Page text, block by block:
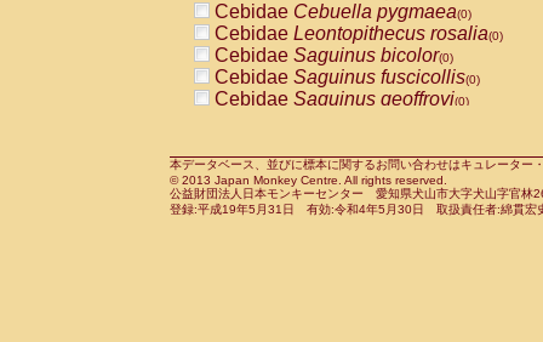
CercopithecidaeCercocebus
CercopithecidaeCercocebus
CercopithecidaeCercocebus
CercopithecidaeCercocebus
CercopithecidaeCercocebushybrid
CercopithecidaePapio anubis(0)
CercopithecidaePapio cynocephalus
CercopithecidaePapio hamadryas(0)
Cebidae Cebuella pygmaea(0)
Cebidae Leontopithecus rosalia(0)
Cebidae Saguinus bicolor(0)
Cebidae Saguinus fuscicollis(0)
Cebidae Saguinus geoffroyi(0)
CebidaeSaguinus leucopus(0)
CebidaeSaguinus midas(0)
Cebidae Saguinus mystax(0)
本データベース、並びに標本に関するお問い合わせはキュレータ
© 2013 Japan Monkey Centre. All rights reserved.
公益財団法人日本モンキーセンター 愛知県犬山市大字犬山字官
登録:平成19年5月31日 有効:令和4年5月30日 取扱責任者:綿貫宏